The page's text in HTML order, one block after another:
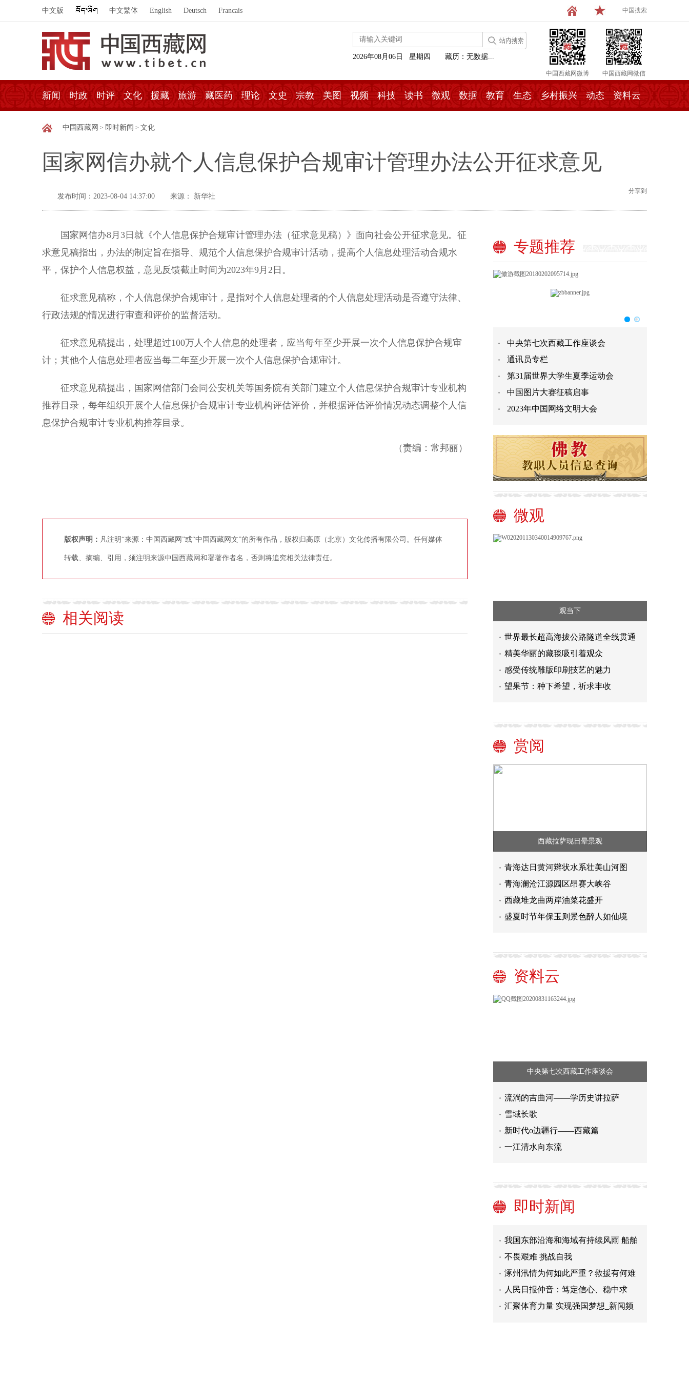
中文版 中文繁体 English Deutsch Francais 中国搜索
中国西藏网微博 中国西藏网微信
2026年08月06日 星期四 藏历：无数据...
新闻 时政 时评 文化 援藏 旅游 藏医药 理论 文史 宗教 美图 视频 科技 读书 微观 数据 教育 生态 乡村振兴 动态 资料云
中国西藏网 > 即时新闻 > 文化
国家网信办就个人信息保护合规审计管理办法公开征求意见
发布时间：2023-08-04 14:37:00 来源： 新华社
分享到
国家网信办8月3日就《个人信息保护合规审计管理办法（征求意见稿）》面向社会公开征求意见。征
求意见稿指出，办法的制定旨在指导、规范个人信息保护合规审计活动，提高个人信息处理活动合规水
平，保护个人信息权益，意见反馈截止时间为2023年9月2日。
征求意见稿称，个人信息保护合规审计，是指对个人信息处理者的个人信息处理活动是否遵守法律、
行政法规的情况进行审查和评价的监督活动。
征求意见稿提出，处理超过100万人个人信息的处理者，应当每年至少开展一次个人信息保护合规审
计；其他个人信息处理者应当每二年至少开展一次个人信息保护合规审计。
征求意见稿提出，国家网信部门会同公安机关等国务院有关部门建立个人信息保护合规审计专业机构
推荐目录，每年组织开展个人信息保护合规审计专业机构评估评价，并根据评估评价情况动态调整个人信
息保护合规审计专业机构推荐目录。
（责编：常邦丽）
版权声明： 凡注明“来源：中国西藏网”或“中国西藏网文”的所有作品，版权归高原（北京）文化传播有限公司。任何媒体
转载、摘编、引用，须注明来源中国西藏网和署著作者名，否则将追究相关法律责任。
相关阅读
专题推荐
中央第七次西藏工作座谈会
通讯员专栏
第31届世界大学生夏季运动会
中国图片大赛征稿启事
2023年中国网络文明大会
微观
观当下
世界最长超高海拔公路隧道全线贯通
精美华丽的藏毯吸引着观众
感受传统雕版印刷技艺的魅力
望果节：种下希望，祈求丰收
赏阅
西藏拉萨现日晕景观
青海达日黄河辫状水系壮美山河图
青海澜沧江源园区昂赛大峡谷
西藏堆龙曲两岸油菜花盛开
盛夏时节年保玉则景色醉人如仙境
资料云
中央第七次西藏工作座谈会
流淌的吉曲河——学历史讲拉萨
雪域长歌
新时代o边疆行——西藏篇
一江清水向东流
即时新闻
黑龙江省将防汛四级应急响应提升至
河流发生有实测资料以来最大洪水
受降雨影响 黑龙江一高速公路桥梁发
生部分塌陷 两车坠入
中国气象局首次发布《极地气候变化
我国东部沿海和海域有持续风雨 船舶
涿州汛情为何如此严重？救援有何难
人民日报仲音：笃定信心、稳中求
进，实现既定目标
汇聚体育力量 实现强国梦想_新闻频